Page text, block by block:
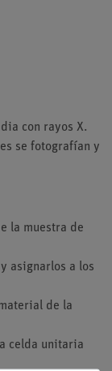
con rayos X.
se fotografían y
la muestra de
asignarlos a los
de la
celda unitaria